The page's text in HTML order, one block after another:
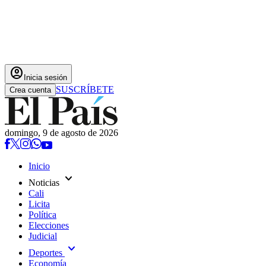
account_circle Inicia sesión
Crea cuenta SUSCRÍBETE
domingo, 9 de agosto de 2026
Inicio
Noticias expand_more
Cali
Licita
Política
Elecciones
Judicial
Deportes expand_more
Economía